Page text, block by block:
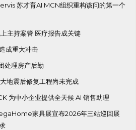
苏才育AI MCN组织重构该问的第一个
主持案管 医疗报告成关键
成重大冲击
处理房产后勤
地震后修复工程尚未完成
为中小企业提供全天候 AI 销售助理
家具展宣布2026年三站巡回展